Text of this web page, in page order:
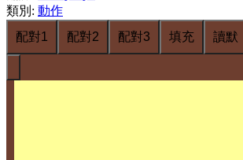
類別 : 動作
配對1
配對2 配對3 填充 讀默